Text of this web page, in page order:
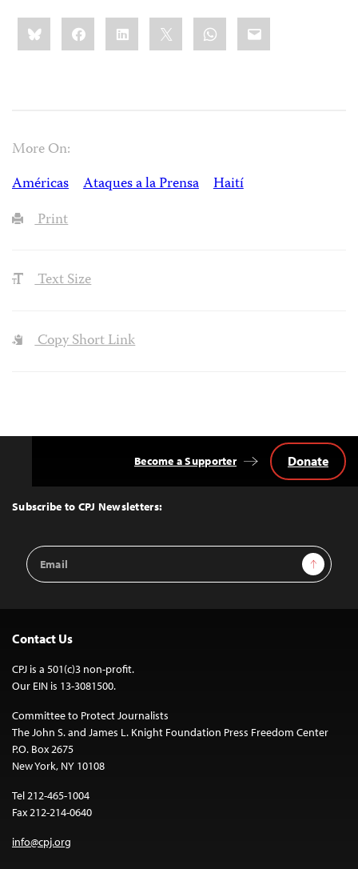
Share
this:BlueskyFacebookLinkedIn WhatsApp
Email
More On:
Américas
Ataques a la Prensa
Haití
Print
Text Size
Copy Short Link
Top
Subscribe to CPJ Newsletters:
Email
Address
Sign Up
Become a Supporter Donate
Contact Us
CPJ is a 501(c)3 non-profit.
Our EIN is 13-3081500.
Committee to Protect Journalists
The John S. and James L. Knight Foundation Press Freedom Center
P.O. Box 2675
New York, NY 10108
Tel 212-465-1004
Fax 212-214-0640
info@cpj.org